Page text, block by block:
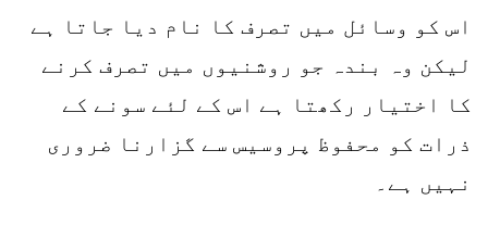
اس کو وسائل میں تصرف کا نام دیا جاتا ہے
لیکن وہ بندہ جو روشنیوں میں تصرف کرنے
کا اختیار رکھتا ہے اس کے لئے سونے کے
ذرات کو محفوظ پروسیس سے گزارنا ضروری
نہیں ہے۔